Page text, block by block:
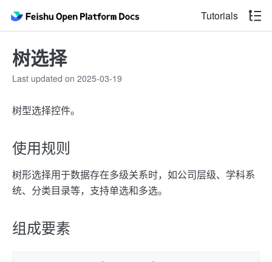
Tutorials
树选择
Last updated on 2025-03-19
树型选择控件。
使用规则
树形选择用于数据存在多级关系时，如公司层级、学科系
统、分类目录等，支持单选和多选。
组成要素